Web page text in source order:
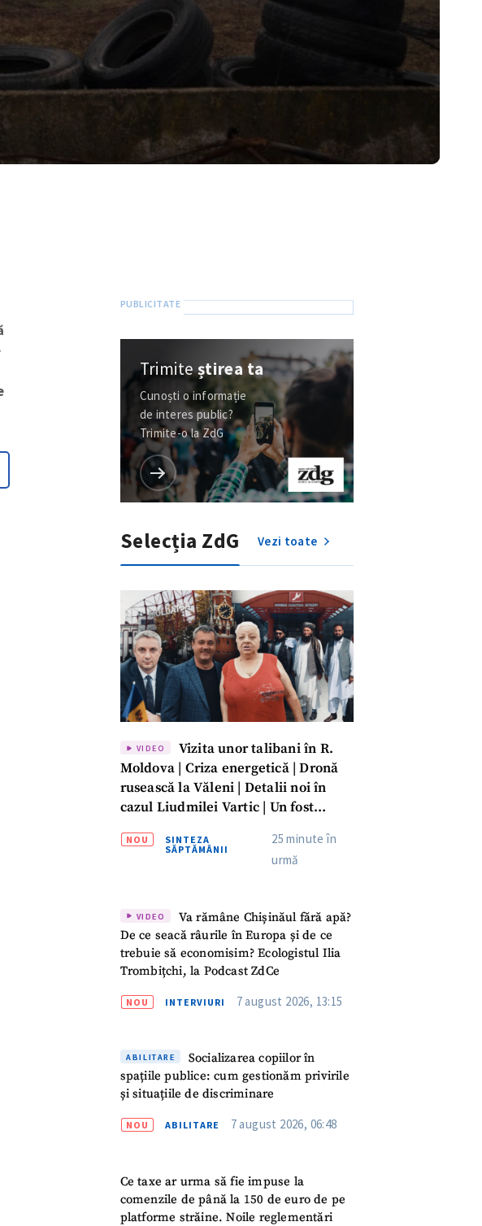
Trimiteștirea ta
Cunoști o informație
de interes public?
Trimite-o la ZdG
Selecția ZdG Vezi toate
VIDEO
Vizita unor talibani în R.
Moldova | Criza energetică | Dronă
rusească la Văleni | Detalii noi în
cazul Liudmilei Vartic | Un fost
pentru îmbogățire ilicită | Averea lui
Dumitru Vangheli, sub lupa ANI |
NOU
SINTEZA
SĂPTĂMÂNII
25 minute în
urmă
VIDEO
Va rămâne Chișinăul fără apă?
De ce seacă râurile în Europa și de ce
trebuie să economisim? Ecologistul Ilia
Trombițchi, la Podcast ZdCe
NOU INTERVIURI 7 august 2026, 13:15
ABILITARE
Socializarea copiilor în
spațiile publice: cum gestionăm privirile
și situațiile de discriminare
NOU ABILITARE 7 august 2026, 06:48
Ce taxe ar urma să fie impuse la
comenzile de până la 150 de euro de pe
platforme străine. Noile reglementări
+ Numele meu